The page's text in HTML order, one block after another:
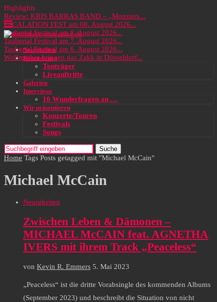
Highlights
Review: KRIS BARRAS BAND – „Monsters...
ESCALATION FEST am 08. August 2026...
Taubertal Festival am 8. August 2026...
Taubertal Festival am 7. August 2026...
Taubertal Festival am 6. August 2026...
Wolfmother bringen das Zakk in Düsseldorf...
Neuigkeiten
Rezensionen
Tonträger
Liveauftritte
Galerien
Interviews
10 Wunderfragen an …
Wir präsentieren
Konzerte/Touren
Festivals
Songs
Suche
Home Tags Posts getagged mit "Michael McCain"
Michael McCain
Neuigkeiten
Zwischen Leben & Dämonen –
MICHAEL McCAIN feat. AGNETHA
IVERS mit ihrem Track „Peaceless“
von Kevin R. Emmers 5. Mai 2023
„Peaceless“ ist die dritte Vorabsingle des kommenden Albums
(September 2023) und beschreibt die Situation von nicht